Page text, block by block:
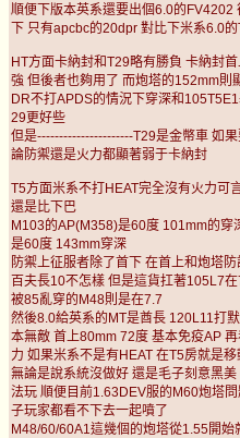
順便下版本英系還要出個6.0的
下 只有apcbc的20dpr 對比下米系6.0
HT方面卡納封和T29略有勝負 卡納封
強 但後者也夠用了 而炮塔的152mm
DR不打APDS的情況下穿深和
29更好些
但是----------------------T29是金幣車 如
論防禦還是火力都顯著弱于卡納封
T5方面米系不打HEAT完全沒有火力可
還是比下巴
M103的AP(M358)是60度 101mm的穿
是60度 143mm穿深
防禦上征服者除了首下 在首上和炮塔
百夫長10不怎樣 但是這貨扛著105L7
被85亂穿的M48則是在7.7
然後8.0給英系的MT是酋長 120L11打
本無敵 首上80mm 72度 基本免疫AP
力 如果米系不是有HEAT 在T5房就是
無論是說系統沒做好 還是毛子刻意黑
法玩 順便目前1.63DEV服的M60炮塔
子玩家都看不下去一起噴了
M48/60/60A1這幾個的炮塔從1.55開